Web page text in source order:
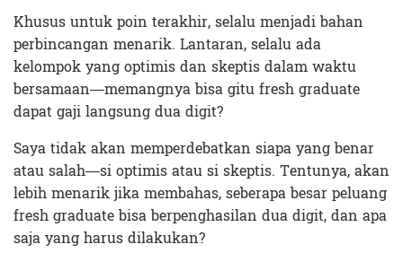
Khusus untuk poin terakhir, selalu menjadi bahan
perbincangan menarik. Lantaran, selalu ada
kelompok yang optimis dan skeptis dalam waktu
bersamaan—memangnya bisa gitu fresh graduate
dapat gaji langsung dua digit?
Saya tidak akan memperdebatkan siapa yang benar
atau salah—si optimis atau si skeptis. Tentunya, akan
lebih menarik jika membahas, seberapa besar peluang
fresh graduate bisa berpenghasilan dua digit, dan apa
saja yang harus dilakukan?